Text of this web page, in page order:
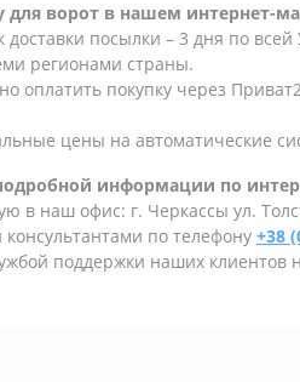
для ворот в нашем интернет-
посылки – 3 дня по всей
регионами страны.
оплатить покупку через
цены на автоматические
информации по
в наш офис: г. Черкассы ул.
по телефону +38
поддержки наших клиентов